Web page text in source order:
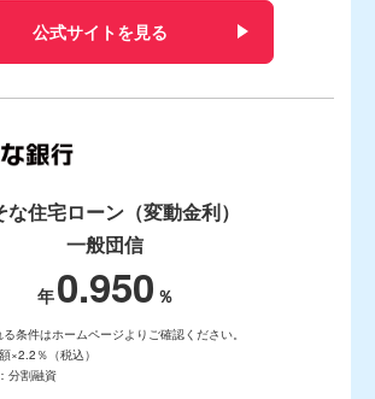
公式サイトを見る
な住宅ローン（変動金利）
一般団信
0.950
条件はホームページよりご確認ください。
×2.2％（税込）
分割融資